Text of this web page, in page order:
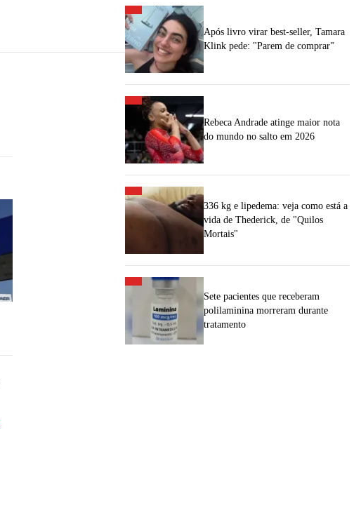
Após livro virar best-seller, Tamara
Klink pede: "Parem de comprar"
Rebeca Andrade atinge maior nota
do mundo no salto em 2026
336 kg e lipedema: veja como está a
vida de Thederick, de "Quilos
Mortais"
Sete pacientes que receberam
polilaminina morreram durante
tratamento